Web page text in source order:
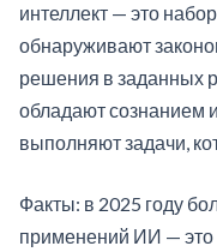
интеллект — это
обнаруживают
решения в заданных
обладают сознанием
выполняют задачи,
Факты: в 2025 году
применений ИИ — это